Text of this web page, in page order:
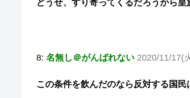
どうせ、すり寄ってくるだろうから皇
8: 名無し＠がんばれない 2020/11/17(
この条件を飲んだのなら反対する国民